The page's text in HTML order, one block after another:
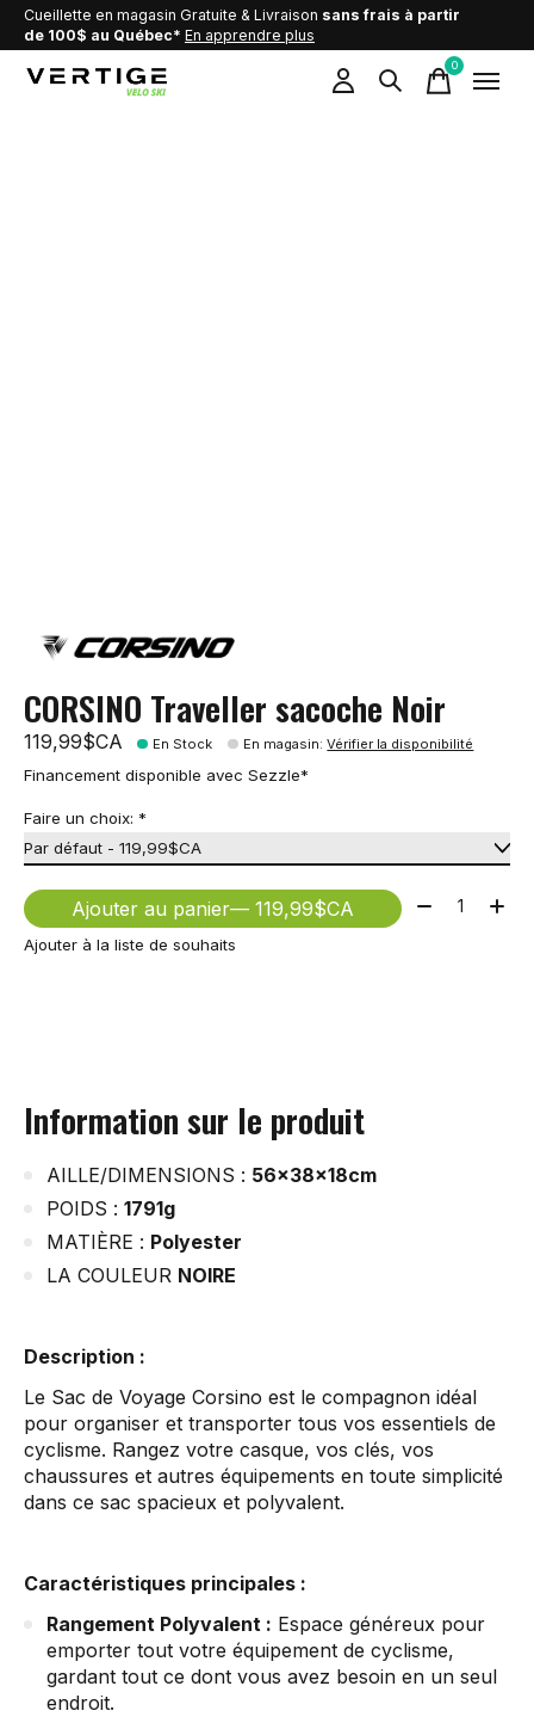
Cueillette en magasin Gratuite & Livraison sans frais à partir
de 100$ au Québec* En apprendre plus
0items
CORSINO Traveller sacoche Noir
119,99$CA En Stock En magasin:Vérifier la disponibilité
Financement disponible avec Sezzle*
Faire un choix: *
Ajouter au panier — 119,99$CA Quantité:
Ajouter à la liste de souhaits
Information sur le produit
AILLE/DIMENSIONS : 56x38x18cm
POIDS : 1791g
MATIÈRE : Polyester
LA COULEUR NOIRE
Description :
Le Sac de Voyage Corsino est le compagnon idéal
pour organiser et transporter tous vos essentiels de
cyclisme. Rangez votre casque, vos clés, vos
chaussures et autres équipements en toute simplicité
dans ce sac spacieux et polyvalent.
Caractéristiques principales :
Rangement Polyvalent : Espace généreux pour
emporter tout votre équipement de cyclisme,
gardant tout ce dont vous avez besoin en un seul
endroit.